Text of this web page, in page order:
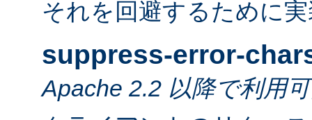
それを回避するために
suppress-error-
Apache 2.2 以降で利用